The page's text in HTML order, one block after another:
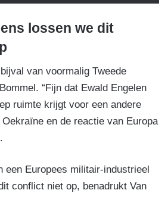
lossen we dit
van voormalig Tweede
“Fijn dat Ewald Engelen
ruimte krijgt voor een andere
en de reactie van Europa
een Europees militair-industrieel
conflict niet op, benadrukt Van